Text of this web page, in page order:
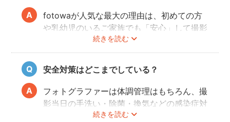
続きを読む
fotowaが人気な最大の理由は、初めての方
や乳幼児のいるご家族でも「安心」して撮影
を楽しんでいただけることです。
厳しい審査を通過した、赤ちゃん・子どもの
扱いに慣れているパパ・ママ世代のカメラマ
ンが全国に多数在籍。
またどのカメラマンでも指名料は一切ござい
ません。分かりやすい料金体系も人気のポイ
安全対策はどこまでしている？
続きを読む
フォトグラファーは体調管理はもちろん、撮
影当日の手洗い・除菌・換気などの感染症対
策や、熱中症予防に努めます。